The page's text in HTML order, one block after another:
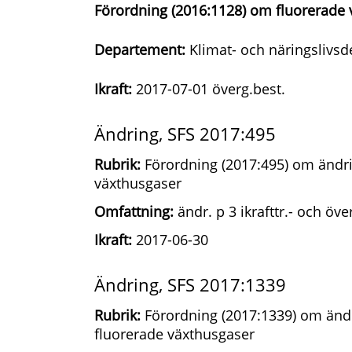
Förordning (2016:1128) om fluorerade
Departement: Klimat- och
Ikraft: 2017-07-01 överg.best.
Ändring, SFS 2017:495
Rubrik: Förordning (2017:495) om
växthusgaser
Omfattning: ändr. p 3 ikrafttr.- och
Ikraft: 2017-06-30
Ändring, SFS 2017:1339
Rubrik: Förordning (2017:1339) om
fluorerade växthusgaser